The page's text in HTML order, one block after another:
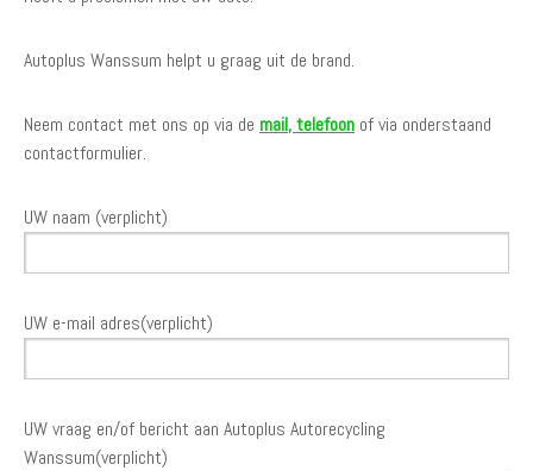
Autoplus Wanssum helpt u graag uit de brand.
Neem contact met ons op via de mail, telefoon of via onderstaand
contactformulier.
UW naam (verplicht)
UW e-mail adres(verplicht)
UW vraag en/of bericht aan Autoplus Autorecycling
Wanssum(verplicht)